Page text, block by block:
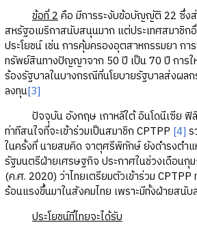
ข้อที่ 2คือ มีการระงับข้อบัญญัติ 22 ซึ่งส่
สหรัฐอเมริกาสนับสนุนมาก แต่ประเทศสมาชิกอื่
ประโยชน์ เช่น การคุ้มครองอุตสาหกรรมยา กา
ทรัพย์สินทางปัญญาจาก 50 ปี เป็น 70 ปี การ
ร้องรัฐบาลในบางกรณีที่นโยบายรัฐบาลส่งผล
ลงทุน[3]
ปัจจุบัน อังกฤษ เกาหลีใต้ อินโดนีเซีย ฟิ
ท่าทีสนใจที่จะเข้าร่วมเป็นสมาชิก CPTPP [4]
ในครั้งที่ นายสมคิด จาตุศรีพิทักษ์ ยังดำรงตำ
รัฐมนตรีฝ่ายเศรษฐกิจ ประกาศในช่วงเดือน
(ค.ศ. 2020) ว่าไทยเตรียมตัวเข้าร่วม CPTPP
ร้อนแรงขึ้นมาในสังคมไทย เพราะมีทั้งฝ่ายสนั
ประโยชน์ที่ไทยจะได้รับ